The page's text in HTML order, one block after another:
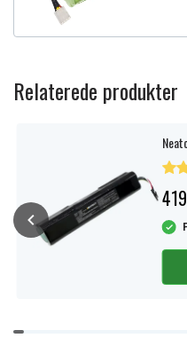
Relaterede produkter
Item